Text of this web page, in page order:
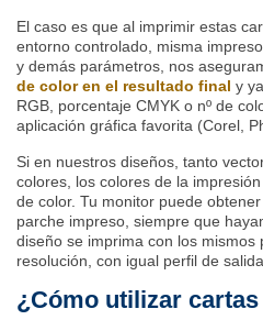
El caso es que al imprimir estas
entorno controlado, misma
y demás parámetros, nos
de color en el resultado final y
RGB, porcentaje CMYK o nº de
aplicación gráfica favorita (Corel,
Si en nuestros diseños, tanto
colores, los colores de la
de color. Tu monitor puede
parche impreso, siempre que
diseño se imprima con los
resolución, con igual perfil de
¿Cómo utilizar